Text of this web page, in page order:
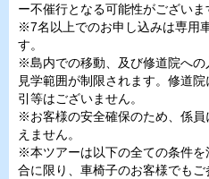
ー不催行となる可能性がございま
※7名以上でのお申し込みは専用
す。
※島内での移動、及び修道院への
見学範囲が制限されます。修道
引等はございません。
※お客様の安全確保のため、係
えません。
※本ツアーは以下の全ての条件
合に限り、車椅子のお客様でも